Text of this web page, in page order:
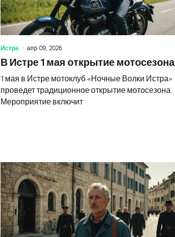
Истра апр 09, 2026
В Истре 1 мая открытие мотосезона
1 мая в Истре мотоклуб «Ночные Волки Истра»
проведет традиционное открытие мотосезона.
Мероприятие включит